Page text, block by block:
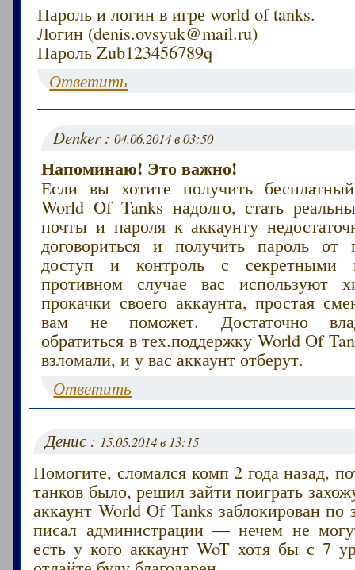
Пароль и логин в игре world of tanks.
Логин (denis.ovsyuk@mail.ru)
Пароль Zub123456789q
Ответить
Denker :04.06.2014 в 03:50
Напоминаю! Это важно!
Если вы хотите получить
World Of Tanks надолго, стать
почты и пароля к аккаунту
договориться и получить пароль
доступ и контроль с секретными
противном случае вас используют
прокачки своего аккаунта, простая
вам не поможет. Достаточно
обратиться в тех.поддержку World Of
взломали, и у вас аккаунт отберут.
Ответить
Денис : 15.05.2014 в 13:15
Помогите, сломался комп 2 года назад,
танков было, решил зайти поиграть
аккаунт World Of Tanks заблокирован по
писал администрации — нечем не
есть у кого аккаунт WoT хотя бы с 7